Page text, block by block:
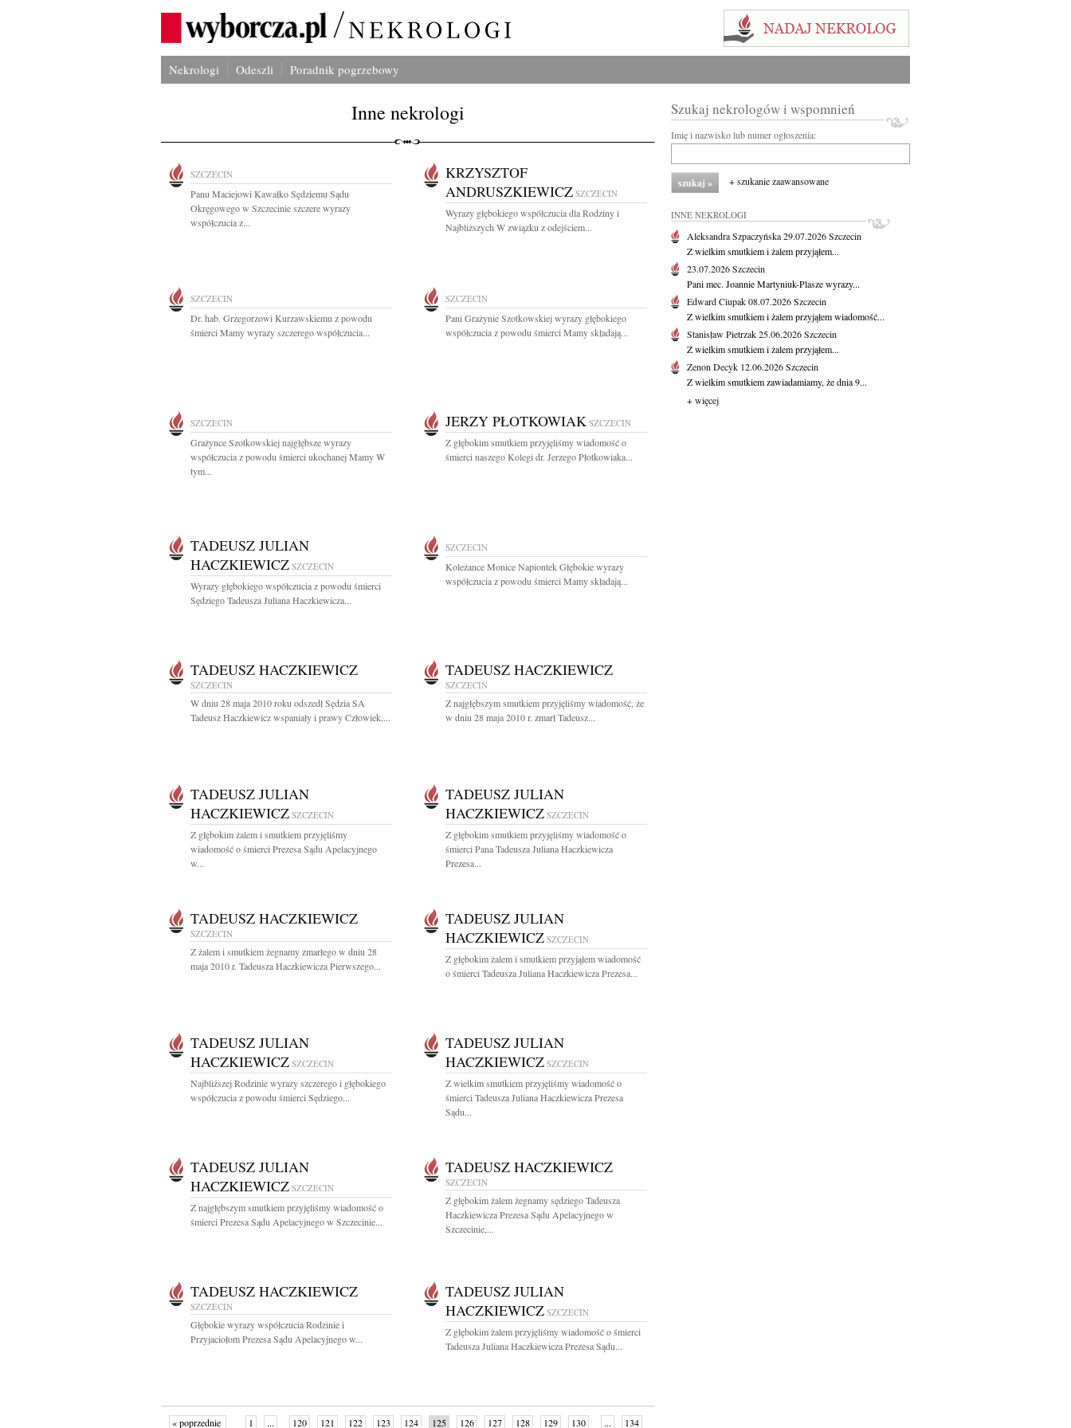
Nekrologi Odeszli Poradnik pogrzebowy
Inne nekrologi
SZCZECIN
Panu Maciejowi Kawałko Sędziemu Sądu
Okręgowego w Szczecinie szczere wyrazy
współczucia z...
KRZYSZTOF
ANDRUSZKIEWICZ SZCZECIN
Wyrazy głębokiego współczucia dla Rodziny i
Najbliższych W związku z odejściem...
SZCZECIN
Dr. hab. Grzegorzowi Kurzawskiemu z powodu
śmierci Mamy wyrazy szczerego współczucia...
SZCZECIN
Pani Grażynie Szotkowskiej wyrazy głębokiego
współczucia z powodu śmierci Mamy składają...
SZCZECIN
Grażynce Szotkowskiej najgłębsze wyrazy
współczucia z powodu śmierci ukochanej Mamy W
tym...
JERZY PŁOTKOWIAK SZCZECIN
Z głębokim smutkiem przyjęliśmy wiadomość o
śmierci naszego Kolegi dr. Jerzego Płotkowiaka...
TADEUSZ JULIAN
HACZKIEWICZ SZCZECIN
Wyrazy głębokiego współczucia z powodu śmierci
Sędziego Tadeusza Juliana Haczkiewicza...
SZCZECIN
Koleżance Monice Napiontek Głębokie wyrazy
współczucia z powodu śmierci Mamy składają...
TADEUSZ HACZKIEWICZ
SZCZECIN
W dniu 28 maja 2010 roku odszedł Sędzia SA
Tadeusz Haczkiewicz wspaniały i prawy Człowiek,...
TADEUSZ HACZKIEWICZ
SZCZECIN
Z najgłębszym smutkiem przyjęliśmy wiadomość, że
w dniu 28 maja 2010 r. zmarł Tadeusz...
TADEUSZ JULIAN
HACZKIEWICZ SZCZECIN
Z głębokim żalem i smutkiem przyjęliśmy
wiadomość o śmierci Prezesa Sądu Apelacyjnego
w...
TADEUSZ JULIAN
HACZKIEWICZ SZCZECIN
Z głębokim smutkiem przyjęliśmy wiadomość o
śmierci Pana Tadeusza Juliana Haczkiewicza
Prezesa...
TADEUSZ HACZKIEWICZ
SZCZECIN
Z żalem i smutkiem żegnamy zmarłego w dniu 28
maja 2010 r. Tadeusza Haczkiewicza Pierwszego...
TADEUSZ JULIAN
HACZKIEWICZ SZCZECIN
Z głębokim żalem i smutkiem przyjąłem wiadomość
o śmierci Tadeusza Juliana Haczkiewicza Prezesa...
TADEUSZ JULIAN
HACZKIEWICZ SZCZECIN
Najbliższej Rodzinie wyrazy szczerego i głębokiego
współczucia z powodu śmierci Sędziego...
TADEUSZ JULIAN
HACZKIEWICZ SZCZECIN
Z wielkim smutkiem przyjęliśmy wiadomość o
śmierci Tadeusza Juliana Haczkiewicza Prezesa
Sądu...
TADEUSZ JULIAN
HACZKIEWICZ SZCZECIN
Z najgłębszym smutkiem przyjęliśmy wiadomość o
śmierci Prezesa Sądu Apelacyjnego w Szczecinie...
TADEUSZ HACZKIEWICZ
SZCZECIN
Z głębokim żalem żegnamy sędziego Tadeusza
Haczkiewicza Prezesa Sądu Apelacyjnego w
Szczecinie,...
TADEUSZ HACZKIEWICZ
SZCZECIN
Głębokie wyrazy współczucia Rodzinie i
Przyjaciołom Prezesa Sądu Apelacyjnego w...
TADEUSZ JULIAN
HACZKIEWICZ SZCZECIN
Z głębokim żalem przyjęliśmy wiadomość o śmierci
Tadeusza Juliana Haczkiewicza Prezesa Sądu...
« poprzednie 1 ... 120 121 122 123 124 125 126 127 128 129 130 ... 134
Szukaj nekrologów i wspomnień
Imię i nazwisko lub numer ogłoszenia:
+ szukanie zaawansowane
INNE NEKROLOGI
Aleksandra Szpaczyńska29.07.2026Szczecin
Z wielkim smutkiem i żalem przyjąłem...
23.07.2026Szczecin
Pani mec. Joannie Martyniuk-Plasze wyrazy...
Edward Ciupak08.07.2026Szczecin
Z wielkim smutkiem i żalem przyjąłem wiadomość...
Stanisław Pietrzak25.06.2026Szczecin
Z wielkim smutkiem i żalem przyjąłem...
Zenon Decyk 12.06.2026Szczecin
Z wielkim smutkiem zawiadamiamy, że dnia 9...
+ więcej